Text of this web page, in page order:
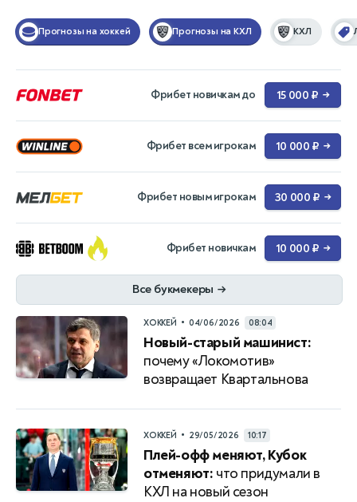
Прогнозы на хоккей Прогнозы на КХЛ КХЛ
Фрибет новичкам до 15 000 ₽ →
Фрибет всем игрокам 10 000 ₽ →
Фрибет новым игрокам 30 000 ₽ →
Фрибет новичкам 10 000 ₽ →
Все букмекеры →
ХОККЕЙ • 04/06/2026 08:04
Новый-старый машинист:
почему «Локомотив»
возвращает Квартальнова
ХОККЕЙ • 29/05/2026 10:17
Плей-офф меняют, Кубок
отменяют: что придумали в
КХЛ на новый сезон